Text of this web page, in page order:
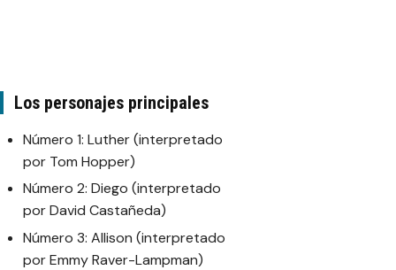
Los personajes principales
Número 1: Luther (interpretado
por Tom Hopper)
Número 2: Diego (interpretado
por David Castañeda)
Número 3: Allison (interpretado
por Emmy Raver-Lampman)